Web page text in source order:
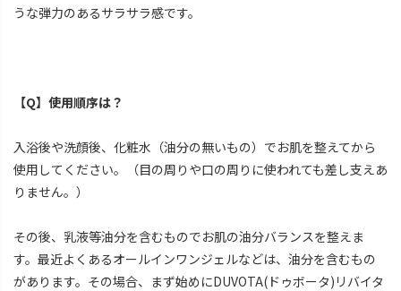
うな弾力のあるサラサラ感です。
【Q】使用順序は？
入浴後や洗顔後、化粧水（油分の無いもの）でお肌を整えてから
使用してください。（目の周りや口の周りに使われても差し支えあ
りません。）
その後、乳液等油分を含むものでお肌の油分バランスを整えま
す。最近よくあるオールインワンジェルなどは、油分を含むもの
があります。その場合、まず始めにDUVOTA(ドゥボータ)リバイタ